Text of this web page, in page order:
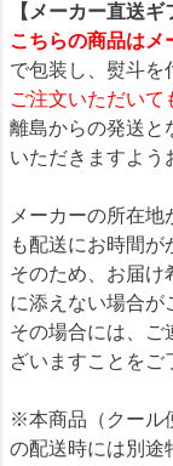
【メーカー直送ギ
こちらの商品はメ
で包装し、熨斗を
ご注文いただいて
離島からの発送と
いただきますよう
メーカーの所在
も配送にお時間が
そのため、お届け
に添えない場合が
その場合には、ご
ざいますことをご
※本商品（クール
の配送時には別途